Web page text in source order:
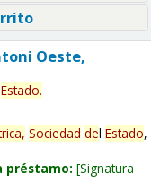
Oeste,
Estado.
Sociedad del Estado,
préstamo: Signatura